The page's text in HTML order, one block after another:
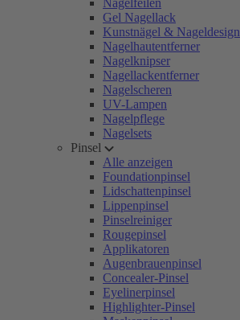
Nagelfeilen
Gel Nagellack
Kunstnägel & Nageldesign
Nagelhautentferner
Nagelknipser
Nagellackentferner
Nagelscheren
UV-Lampen
Nagelpflege
Nagelsets
Pinsel
Alle anzeigen
Foundationpinsel
Lidschattenpinsel
Lippenpinsel
Pinselreiniger
Rougepinsel
Applikatoren
Augenbrauenpinsel
Concealer-Pinsel
Eyelinerpinsel
Highlighter-Pinsel